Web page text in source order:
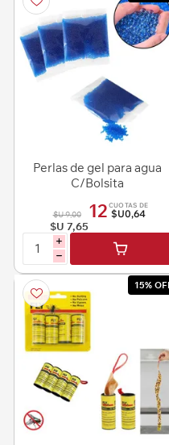
Perlas de gel para agua
C/Bolsita
$U 9,00
$U 7,65
12 CUOTAS DE
$U0,64
i
h
15%